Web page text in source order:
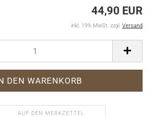
44,90 EUR
inkl. 19% MwSt. zzgl. Versand
AUF DEN MERKZETTEL